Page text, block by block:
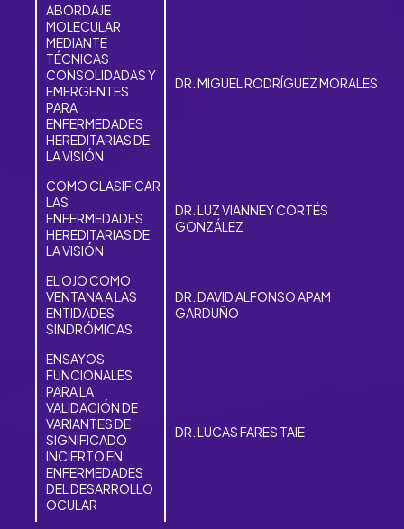
ABORDAJE
MOLECULAR
MEDIANTE
TÉCNICAS
CONSOLIDADAS Y
EMERGENTES
PARA
ENFERMEDADES
HEREDITARIAS DE
LA VISIÓN
DR. MIGUEL RODRÍGUEZ MORALES
COMO CLASIFICAR
LAS
ENFERMEDADES
HEREDITARIAS DE
LA VISIÓN
DR. LUZ VIANNEY CORTÉS
GONZÁLEZ
EL OJO COMO
VENTANA A LAS
ENTIDADES
SINDRÓMICAS
DR. DAVID ALFONSO APAM
GARDUÑO
ENSAYOS
FUNCIONALES
PARA LA
VALIDACIÓN DE
VARIANTES DE
SIGNIFICADO
INCIERTO EN
ENFERMEDADES
DEL DESARROLLO
OCULAR
DR. LUCAS FARES TAIE